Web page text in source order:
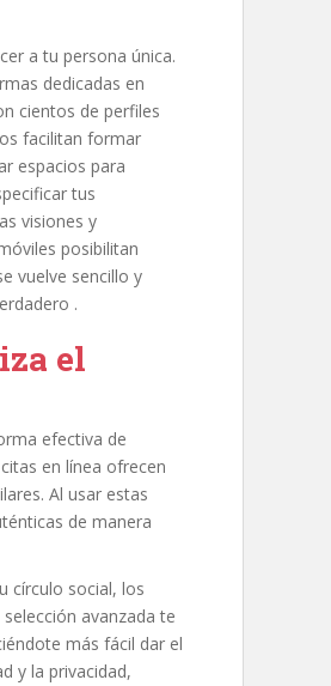
a tu persona única.
dedicadas en
cientos de perfiles
facilitan formar
espacios para
tus
visiones y
posibilitan
vuelve sencillo y
.
el
efectiva de
en línea ofrecen
Al usar estas
de manera
círculo social, los
avanzada te
más fácil dar el
y la privacidad,